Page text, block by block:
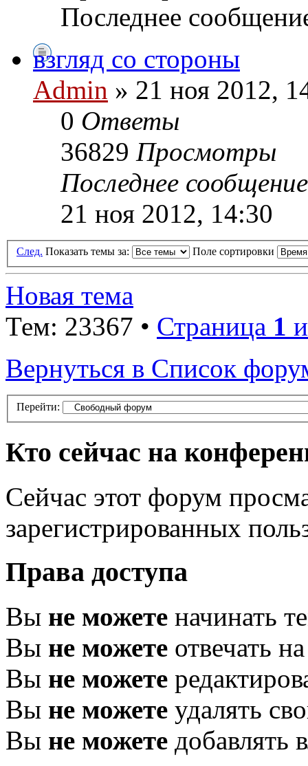
Последнее
взгляд со стороны
Admin » 21 ноя 2012,
0 Ответы
36829 Просмотры
Последнее
21 ноя 2012, 14:30
След. Показать темы за: Поле сортировки
Новая тема
Тем: 23367 • Страница 1
Вернуться в Список
Перейти:
Кто сейчас на
Сейчас этот форум
зарегистрированных
Права доступа
Вы не можете начинать
Вы не можете отвечать
Вы не можете
Вы не можете удалять
Вы не можете добавлять